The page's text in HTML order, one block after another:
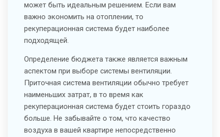
может быть идеальным решением. Если вам
важно экономить на отоплении, то
рекуперационная система будет наиболее
подходящей.
Определение бюджета также является важным
аспектом при выборе системы вентиляции.
Приточная система вентиляции обычно требует
наименьших затрат, в то время как
рекуперационная система будет стоить гораздо
больше. Не забывайте о том, что качество
воздуха в вашей квартире непосредственно